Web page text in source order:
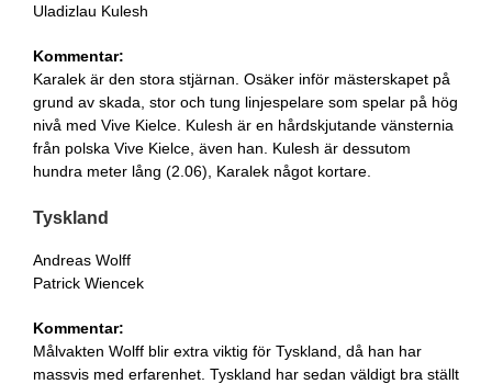
Uladizlau Kulesh
Kommentar:
Karalek är den stora stjärnan. Osäker inför mästerskapet på
grund av skada, stor och tung linjespelare som spelar på hög
nivå med Vive Kielce. Kulesh är en hårdskjutande vänsternia
från polska Vive Kielce, även han. Kulesh är dessutom
hundra meter lång (2.06), Karalek något kortare.
Tyskland
Andreas Wolff
Patrick Wiencek
Kommentar:
Målvakten Wolff blir extra viktig för Tyskland, då han har
massvis med erfarenhet. Tyskland har sedan väldigt bra ställt